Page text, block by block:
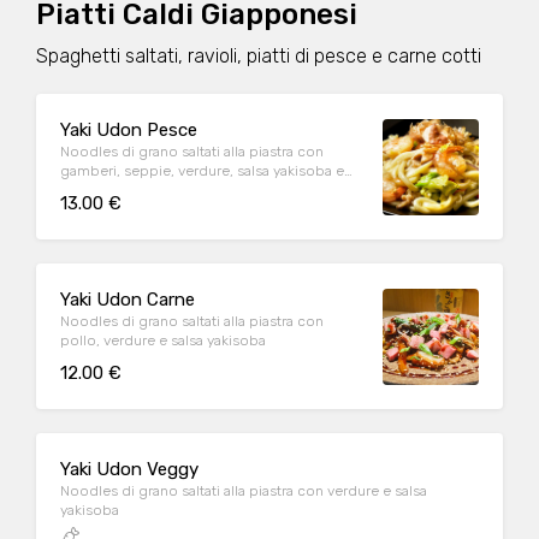
Piatti Caldi Giapponesi
Spaghetti saltati, ravioli, piatti di pesce e carne cotti
Yaki Udon Pesce
Noodles di grano saltati alla piastra con
gamberi, seppie, verdure, salsa yakisoba e
13.00 €
Yaki Udon Carne
Noodles di grano saltati alla piastra con
pollo, verdure e salsa yakisoba
12.00 €
Yaki Udon Veggy
Noodles di grano saltati alla piastra con verdure e salsa
yakisoba